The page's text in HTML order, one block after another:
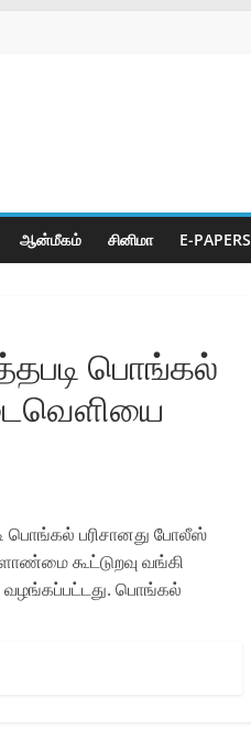
ஆன்மீகம் சினிமா E-PAPERS
பொங்கல்
பொங்கல் பரிசானது போலீஸ்
கூட்டுறவு வங்கி
வழங்கப்பட்டது. பொங்கல்